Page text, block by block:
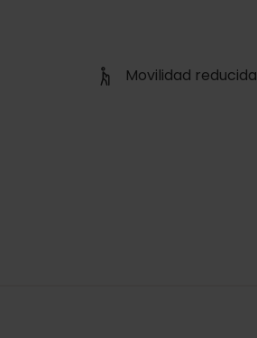
Movilidad reducida